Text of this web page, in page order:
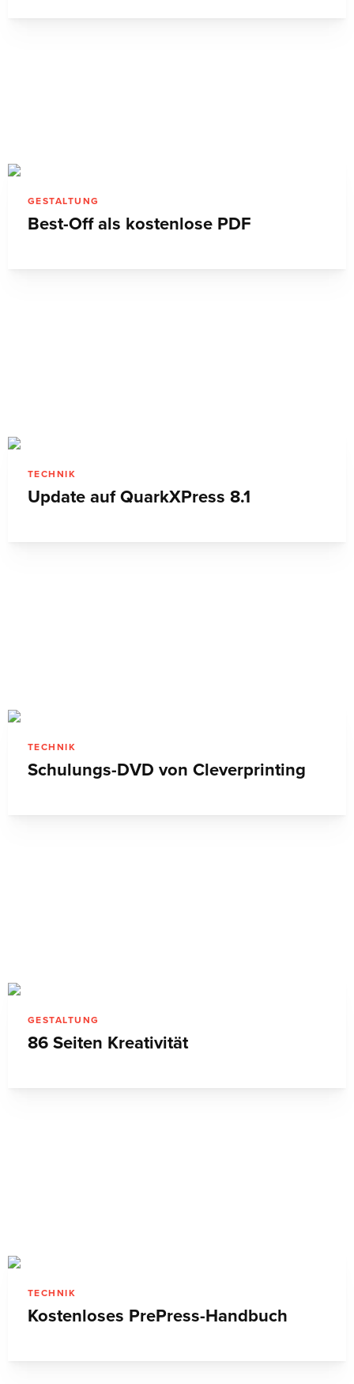
GESTALTUNG
Best-Off als kostenlose PDF
TECHNIK
Update auf QuarkXPress 8.1
TECHNIK
Schulungs-DVD von Cleverprinting
GESTALTUNG
86 Seiten Kreativität
TECHNIK
Kostenloses PrePress-Handbuch